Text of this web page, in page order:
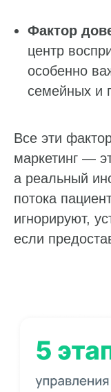
Фактор
центр
особенно
семейных и
Все эти
маркетинг —
а реальный
потока
игнорируют,
если